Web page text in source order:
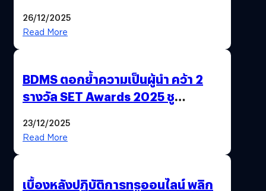
26/12/2025
Read More
BDMS ตอกย้ำความเป็นผู้นำ คว้า 2
รางวัล SET Awards 2025 ชู
สุขภาพไทยสู่ความยั่งยืน
23/12/2025
Read More
เบื้องหลังปฏิบัติการทรูออนไลน์ พลิก